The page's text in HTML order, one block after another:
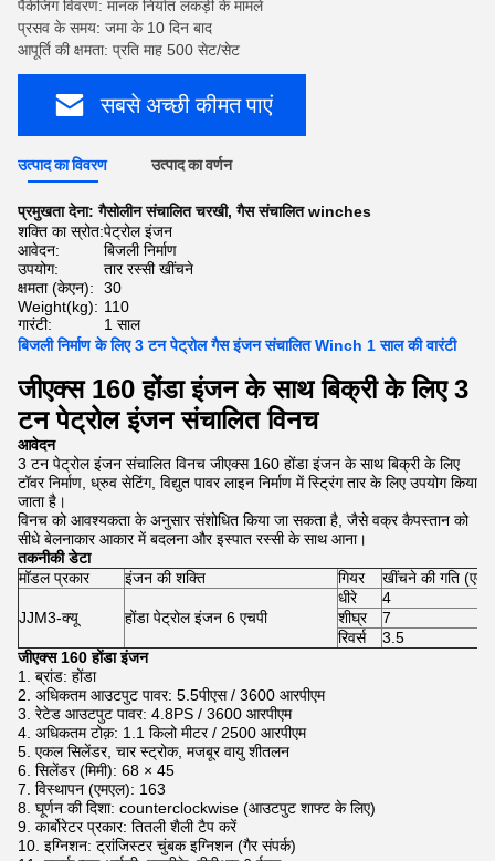
पैकेजिंग विवरण: मानक निर्यात लकड़ी के मामले
प्रसव के समय: जमा के 10 दिन बाद
आपूर्ति की क्षमता: प्रति माह 500 सेट/सेट
सबसे अच्छी कीमत पाएं
उत्पाद का विवरण उत्पाद का वर्णन
प्रमुखता देना:गैसोलीन संचालित चरखी,गैस संचालित winches
शक्ति का स्रोत:पेट्रोल इंजन
आवेदन:
बिजली निर्माण
उपयोग:
तार रस्सी खींचने
क्षमता (केएन):
30
Weight(kg): 110
गारंटी:
1 साल
बिजली निर्माण के लिए 3 टन पेट्रोल गैस इंजन संचालित Winch 1 साल की वारंटी
जीएक्स 160 होंडा इंजन के साथ बिक्री के लिए 3
टन पेट्रोल इंजन संचालित विनच
आवेदन
3 टन पेट्रोल इंजन संचालित विनच जीएक्स 160 होंडा इंजन के साथ बिक्री के लिए
टॉवर निर्माण, ध्रुव सेटिंग, विद्युत पावर लाइन निर्माण में स्ट्रिंग तार के लिए उपयोग किया
जाता है।
विनच को आवश्यकता के अनुसार संशोधित किया जा सकता है, जैसे वक्र कैपस्तान को
सीधे बेलनाकार आकार में बदलना और इस्पात रस्सी के साथ आना।
तकनीकी डेटा
मॉडल प्रकार
इंजन की शक्ति गियर खींचने की गति (एम
JJM3-क्यू होंडा पेट्रोल इंजन 6 एचपी
धीरे
4
शीघ्र
7
रिवर्स
3.5
जीएक्स 160 होंडा इंजन
1. ब्रांड: होंडा
2. अधिकतम आउटपुट पावर: 5.5पीएस / 3600 आरपीएम
3. रेटेड आउटपुट पावर: 4.8PS / 3600 आरपीएम
4. अधिकतम टोक़: 1.1 किलो मीटर / 2500 आरपीएम
5. एकल सिलेंडर, चार स्ट्रोक, मजबूर वायु शीतलन
6. सिलेंडर (मिमी): 68 × 45
7. विस्थापन (एमएल): 163
8. घूर्णन की दिशा: counterclockwise (आउटपुट शाफ्ट के लिए)
9. कार्बोरेटर प्रकार: तितली शैली टैप करें
10. इग्निशन: ट्रांजिस्टर चुंबक इग्निशन (गैर संपर्क)